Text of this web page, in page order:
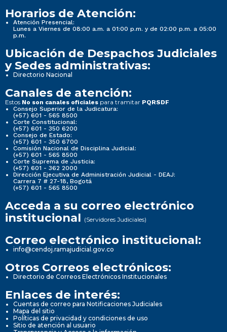
Horarios de Atención:
Atención Presencial:
Lunes a Viernes de 08:00 a.m. a 01:00 p.m. y de 02:00 p.m. a 05:00
p.m.
Ubicación de Despachos Judiciales
y Sedes administrativas:
Directorio Nacional
Canales de atención:
Estos No son canales oficiales para tramitar PQRSDF
Consejo Superior de la Judicatura:
(+57) 601 - 565 8500
Corte Constitucional:
(+57) 601 - 350 6200
Consejo de Estado:
(+57) 601 - 350 6700
Comisión Nacional de Disciplina Judicial:
(+57) 601 - 565 8500
Corte Suprema de Justicia:
(+57) 601 - 362 2000
Dirección Ejecutiva de Administración Judicial - DEAJ:
Carrera 7 # 27-18, Bogotá
(+57) 601 - 565 8500
Acceda a su correo electrónico
institucional (Servidores Judiciales)
Correo electrónico institucional:
info@cendoj.ramajudicial.gov.co
Otros Correos electrónicos:
Directorio de Correos Electrónicos Institucionales
Enlaces de interés:
Cuentas de correo para Notificaciones Judiciales
Mapa del sitio
Políticas de privacidad y condiciones de uso
Sitio de atención al usuario